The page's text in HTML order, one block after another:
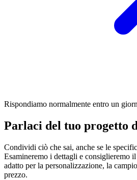
Rispondiamo normalmente entro un
Parlaci del tuo progetto
Condividi ciò che sai, anche se le
Esamineremo i dettagli e consiglieremo
adatto per la personalizzazione, la
prezzo.